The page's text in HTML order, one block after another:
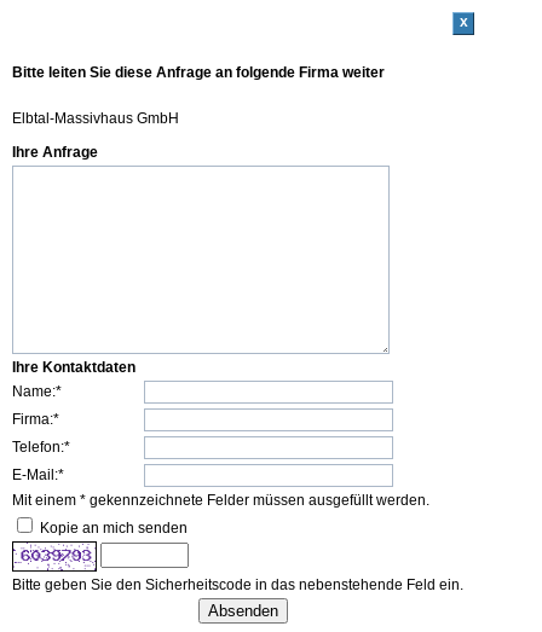
x
Bitte leiten Sie diese Anfrage an folgende Firma weiter
Elbtal-Massivhaus GmbH
Ihre Anfrage
Ihre Kontaktdaten
Name:*
Firma:*
Telefon:*
E-Mail:*
Mit einem * gekennzeichnete Felder müssen ausgefüllt werden.
Kopie an mich senden
Bitte geben Sie den Sicherheitscode in das nebenstehende Feld ein.